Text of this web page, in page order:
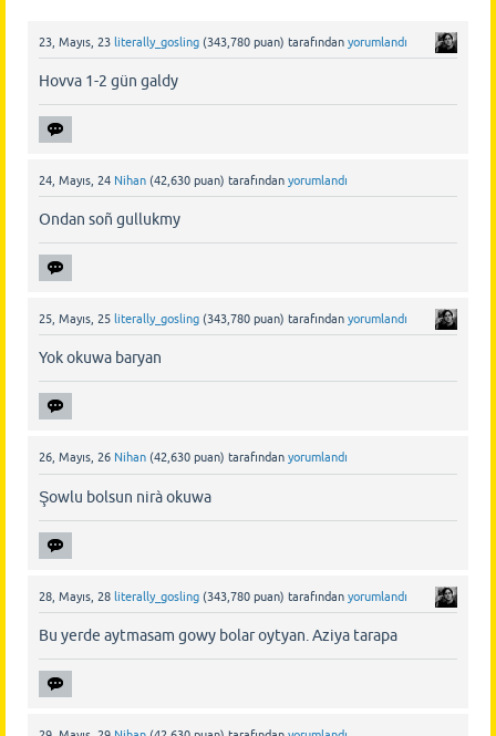
23, Mayıs, 23 literally_gosling (343,780 puan) tarafından yorumlandı
Hovva 1-2 gün galdy
24, Mayıs, 24 Nihan (42,630 puan) tarafından yorumlandı
Ondan soñ gullukmy
25, Mayıs, 25 literally_gosling (343,780 puan) tarafından yorumlandı
Yok okuwa baryan
26, Mayıs, 26 Nihan (42,630 puan) tarafından yorumlandı
Şowlu bolsun nirà okuwa
28, Mayıs, 28 literally_gosling (343,780 puan) tarafından yorumlandı
Bu yerde aytmasam gowy bolar oytyan. Aziya tarapa